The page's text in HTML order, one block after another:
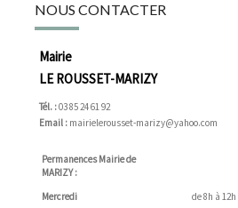
NOUS CONTACTER
Mairie
LE ROUSSET-MARIZY
Tél. :03 85 24 61 92
Email : mairielerousset-marizy@yahoo.com
Permanences Mairie de
MARIZY :
Mercredi
de 8h à 12h